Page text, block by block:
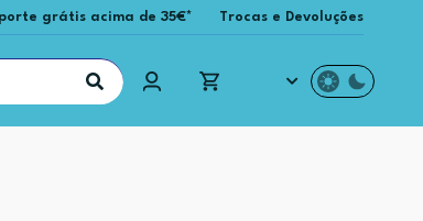
grátis acima de 35€* Trocas e Devoluções